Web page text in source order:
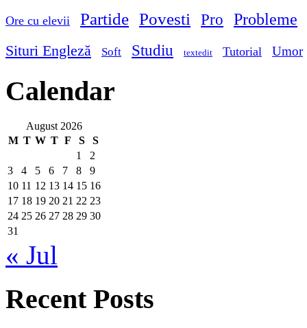
Ore cu elevii Partide Povesti Pro Probleme
Situri Engleză Soft Studiu textedit Tutorial Umor
Calendar
August 2026
M T W T F S
S
1
2
3
4 5 6 7 8
9
10 11 12 13 14 15 16
17 18 19 20 21 22 23
24 25 26 27 28 29 30
31
« Jul
Recent Posts